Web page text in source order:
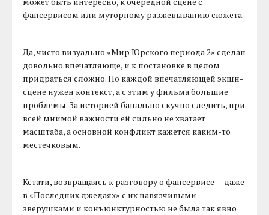
фансервисом или муторному разжевыванию сюжета.
Да, чисто визуально «Мир Юрского периода 2» сделан
довольно впечатляюще, и к постановке в целом
придраться сложно. Но каждой впечатляющей экшн-
сцене нужен контекст, а с этим у фильма большие
проблемы. За историей банально скучно следить, при
всей мнимой важности ей сильно не хватает
масштаба, а основной конфликт кажется каким-то
местечковым.
Кстати, возвращаясь к разговору о фансервисе — даже
в «Последних джедаях» с их навязчивыми
зверушками и конъюнктурностью не была так явно